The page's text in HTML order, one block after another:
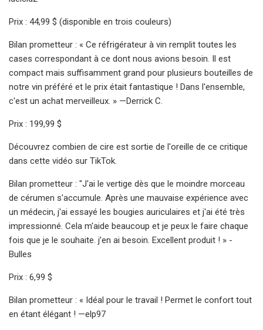
Prix ​​: 44,99 $ (disponible en trois couleurs)
Bilan prometteur : « Ce réfrigérateur à vin remplit toutes les
cases correspondant à ce dont nous avions besoin. Il est
compact mais suffisamment grand pour plusieurs bouteilles de
notre vin préféré et le prix était fantastique ! Dans l'ensemble,
c'est un achat merveilleux. » —Derrick C.
Prix ​​: 199,99 $
Découvrez combien de cire est sortie de l'oreille de ce critique
dans cette vidéo sur TikTok.
Bilan prometteur : "J'ai le vertige dès que le moindre morceau
de cérumen s'accumule. Après une mauvaise expérience avec
un médecin, j'ai essayé les bougies auriculaires et j'ai été très
impressionné. Cela m'aide beaucoup et je peux le faire chaque
fois que je le souhaite. j’en ai besoin. Excellent produit ! » -
Bulles
Prix ​​: 6,99 $
Bilan prometteur : « Idéal pour le travail ! Permet le confort tout
en étant élégant ! —elp97